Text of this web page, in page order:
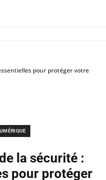
pour protéger votre
la sécurité :
pour protéger